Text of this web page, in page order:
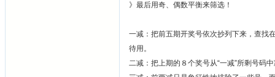
》最后用奇、偶数平衡来筛选！
一减：把前五期开奖号依次抄列下来，查找
待用。
二减：把上期的８个奖号从“一减”所剩号码